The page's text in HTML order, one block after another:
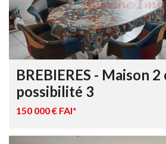
BREBIERES - Maison
possibilité 3
150 000 € FAI*